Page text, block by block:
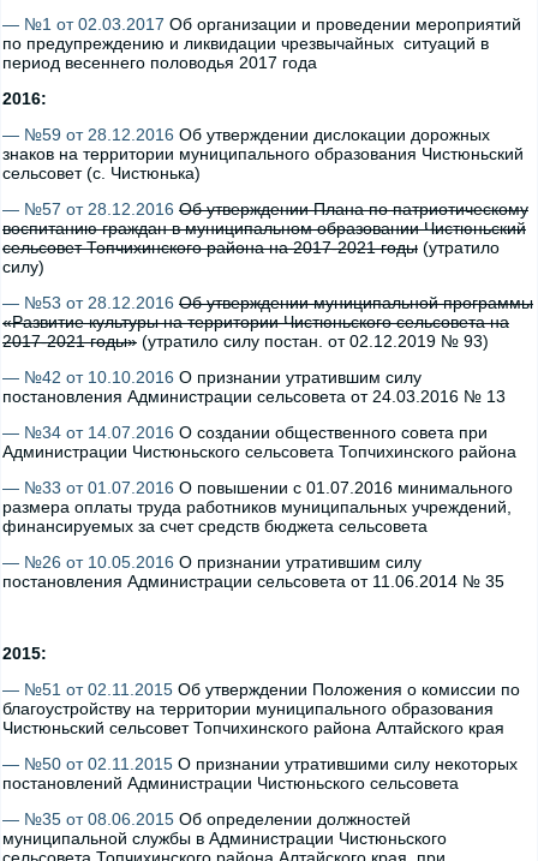
— №1 от 02.03.2017 Об организации и проведении мероприятий
по предупреждению и ликвидации чрезвычайных ситуаций в
период весеннего половодья 2017 года
2016:
— №59 от 28.12.2016 Об утверждении дислокации дорожных
знаков на территории муниципального образования Чистюньский
сельсовет (с. Чистюнька)
— №57 от 28.12.2016 Об утверждении Плана по патриотическому
воспитанию граждан в муниципальном образовании Чистюньский
сельсовет Топчихинского района на 2017-2021 годы (утратило
силу)
— №53 от 28.12.2016 Об утверждении муниципальной программы
«Развитие культуры на территории Чистюньского сельсовета на
2017-2021 годы» (утратило силу постан. от 02.12.2019 № 93)
— №42 от 10.10.2016 О признании утратившим силу
постановления Администрации сельсовета от 24.03.2016 № 13
— №34 от 14.07.2016 О создании общественного совета при
Администрации Чистюньского сельсовета Топчихинского района
— №33 от 01.07.2016 О повышении с 01.07.2016 минимального
размера оплаты труда работников муниципальных учреждений,
финансируемых за счет средств бюджета сельсовета
— №26 от 10.05.2016 О признании утратившим силу
постановления Администрации сельсовета от 11.06.2014 № 35
2015:
— №51 от 02.11.2015 Об утверждении Положения о комиссии по
благоустройству на территории муниципального образования
Чистюньский сельсовет Топчихинского района Алтайского края
— №50 от 02.11.2015 О признании утратившими силу некоторых
постановлений Администрации Чистюньского сельсовета
— №35 от 08.06.2015 Об определении должностей
муниципальной службы в Администрации Чистюньского